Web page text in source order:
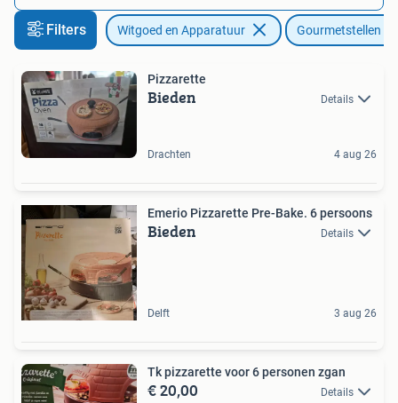
Filters Witgoed en Apparatuur Gourmetstellen
Pizzarette
Bieden Details
Drachten 4 aug 26
Emerio Pizzarette Pre-Bake. 6 persoons
Bieden Details
Delft 3 aug 26
Tk pizzarette voor 6 personen zgan
€ 20,00 Details